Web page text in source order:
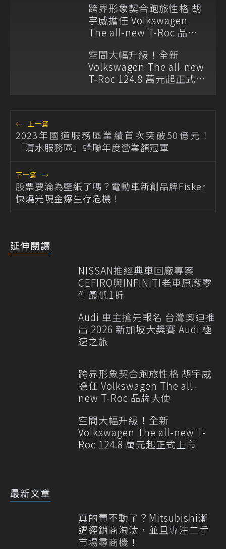
跨界形象契合跑旅性格 胡
宇威擔任 Volkswagen
The all-new T-Roc 品牌
空間大幅升級！全新
Volkswagen The all-new
T-Roc 124.8 萬元起正式上
← 上一篇
2023年國道服務區業績首次突破50億元！
「清水服務區」蟬聯年度營業額冠軍
下一篇 →
股票要淪為壁紙了嗎？電動車新創品牌Fisker
快燒光現金爆生存危機！
延伸閱讀
NISSAN推經典車回廠專案
CEFIRO與INFINITI老車原廠零
件最低1折
Audi 車主搶先報名 台灣奧迪推
出 2026 新加坡大獎賽 Audi 極
速之旅
跨界形象契合跑旅性格 胡宇威
擔任 Volkswagen The all-
new T-Roc 品牌大使
空間大幅升級！全新
Volkswagen The all-new T-
Roc 124.8 萬元起正式上市
最新文章
真的賣不動了？Mitsubishi漸
遭經銷商淘汰，並且專注二手
市場尋商機！